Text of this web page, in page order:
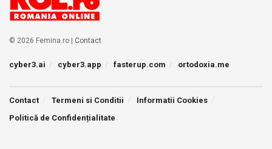
© 2026 Femina.ro | Contact
cyber3.ai cyber3.app fasterup.com ortodoxia.me
Contact Termeni si Conditii
Informatii Cookies
Politică de Confidențialitate